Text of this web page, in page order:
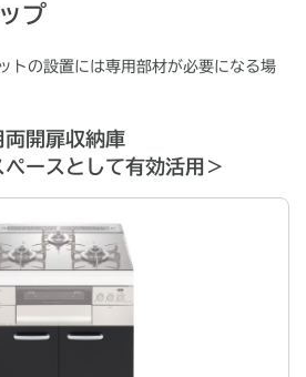
プ
トの設置には専用部材が必要になる場
両開扉収納庫
ースとして有効活用＞